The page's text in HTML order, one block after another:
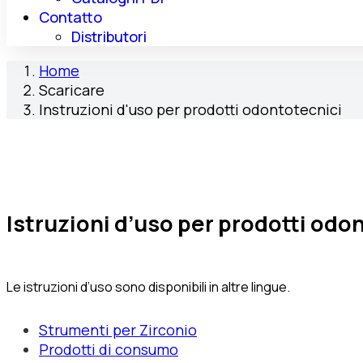
Contatto
Distributori
Home
Scaricare
Instruzioni d'uso per prodotti odontotecnici
Istruzioni d’uso per prodotti
Le istruzioni d’uso sono disponibili in altre lingue.
Strumenti per Zirconio
Prodotti di consumo